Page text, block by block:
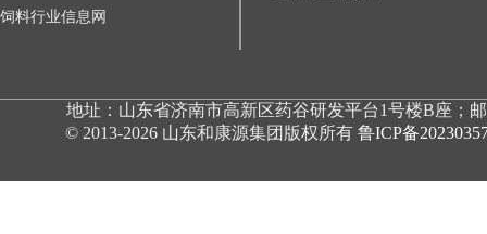
饲料行业信息网
地址：山东省济南市高新区药谷研发平台1号楼B座；邮
© 2013-2026 山东和康源集团版权所有 鲁ICP备